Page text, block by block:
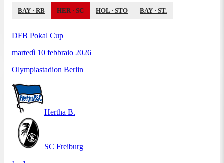
BAY · RB HER· SC HOL · STO BAY · ST.
DFB Pokal Cup
martedì 10 febbraio 2026
Olympiastadion Berlin
Hertha B.
SC Freiburg